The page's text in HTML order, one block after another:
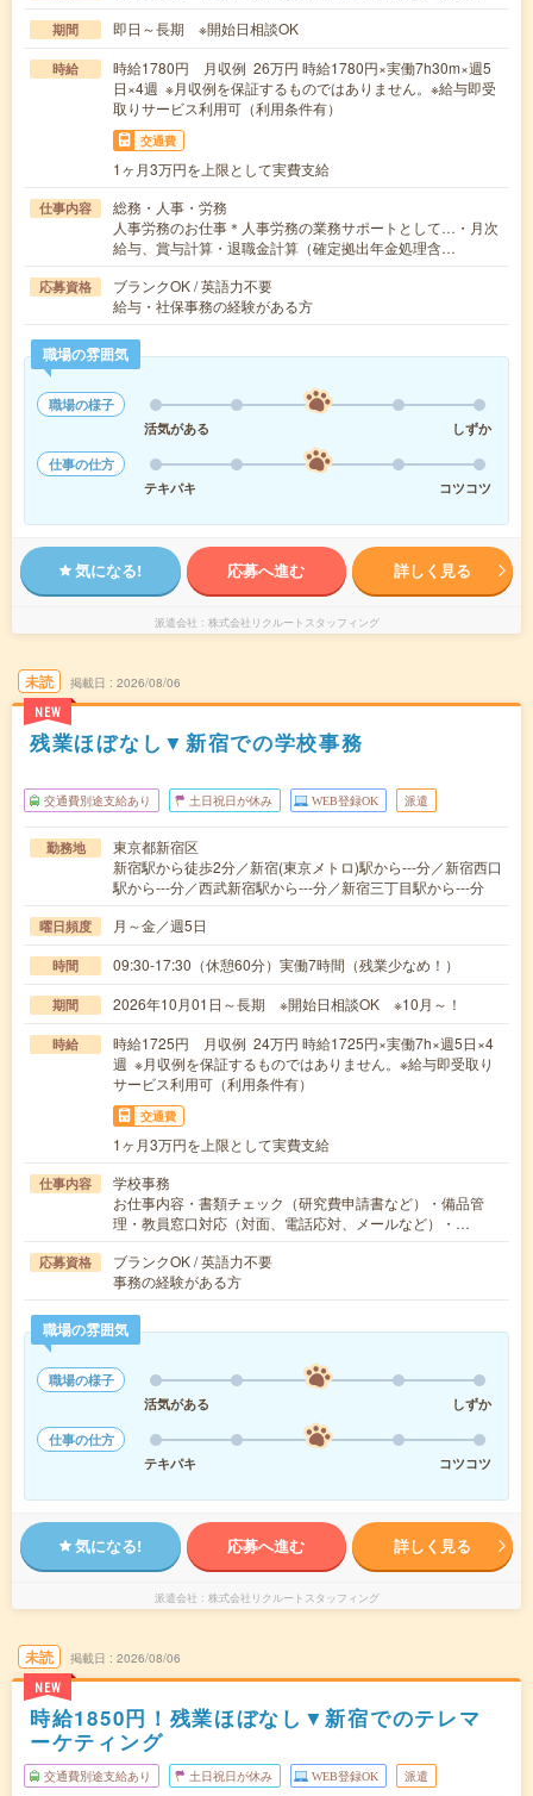
期間 即日～長期 ※開始日相談OK
時給
時給1780円 月収例 26万円 時給1780円×実働7h30m×週5
日×4週 ※月収例を保証するものではありません。※給与即受
取りサービス利用可（利用条件有）
交通費
1ヶ月3万円を上限として実費支給
仕事内容
総務・人事・労務
人事労務のお仕事＊人事労務の業務サポートとして…・月次
給与、賞与計算・退職金計算（確定拠出年金処理含…
応募資格
ブランクOK / 英語力不要
給与・社保事務の経験がある方
職場の雰囲気
職場の様子
活気がある
しずか
仕事の仕方
テキパキ
コツコツ
気になる! 応募へ進む 詳しく見る
派遣会社 株式会社リクルートスタッフィング
未読
NEW
掲載日 2026/08/06
残業ほぼなし▼新宿での学校事務
交通費別途支給あり 土日祝日が休み WEB登録OK 派遣
勤務地
東京都新宿区
新宿駅から徒歩2分／新宿(東京メトロ)駅から---分／新宿西口
駅から---分／西武新宿駅から---分／新宿三丁目駅から---分
曜日頻度 月～金／週5日
時間 09:30-17:30（休憩60分）実働7時間（残業少なめ！）
期間 2026年10月01日～長期 ※開始日相談OK ※10月～！
時給
時給1725円 月収例 24万円 時給1725円×実働7h×週5日×4
週 ※月収例を保証するものではありません。※給与即受取り
サービス利用可（利用条件有）
交通費
1ヶ月3万円を上限として実費支給
仕事内容
学校事務
お仕事内容・書類チェック（研究費申請書など）・備品管
理・教員窓口対応（対面、電話応対、メールなど）・…
応募資格
ブランクOK / 英語力不要
事務の経験がある方
職場の雰囲気
職場の様子
活気がある
しずか
仕事の仕方
テキパキ
コツコツ
気になる! 応募へ進む 詳しく見る
派遣会社 株式会社リクルートスタッフィング
未読
NEW
掲載日 2026/08/06
時給1850円！残業ほぼなし▼新宿でのテレマ
ーケティング
交通費別途支給あり 土日祝日が休み WEB登録OK 派遣